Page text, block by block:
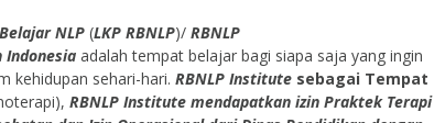
NLP (LKP RBNLP)/ RBNLP
Indonesia adalah tempat belajar bagi siapa saja yang ingin
kehidupan sehari-hari. RBNLP Institute sebagai Tempat
RBNLP Institute mendapatkan izin Praktek Terapi